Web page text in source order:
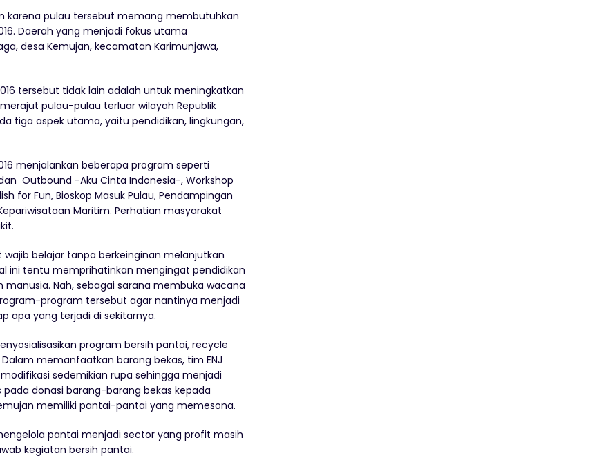
karena pulau tersebut memang membutuhkan
Daerah yang menjadi fokus utama
desa Kemujan, kecamatan Karimunjawa,
tersebut tidak lain adalah untuk meningkatkan
pulau-pulau terluar wilayah Republik
tiga aspek utama, yaitu pendidikan, lingkungan,
menjalankan beberapa program seperti
Outbound -Aku Cinta Indonesia-, Workshop
for Fun, Bioskop Masuk Pulau, Pendampingan
Maritim. Perhatian masyarakat
belajar tanpa berkeinginan melanjutkan
ini tentu memprihatinkan mengingat pendidikan
Nah, sebagai sarana membuka wacana
program tersebut agar nantinya menjadi
apa yang terjadi di sekitarnya.
program bersih pantai, recycle
memanfaatkan barang bekas, tim ENJ
sedemikian rupa sehingga menjadi
donasi barang-barang bekas kepada
memiliki pantai-pantai yang memesona.
pantai menjadi sector yang profit masih
kegiatan bersih pantai.